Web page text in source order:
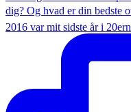
2016 var mit sidste år i